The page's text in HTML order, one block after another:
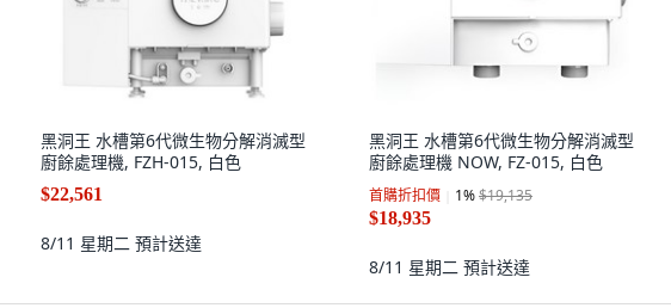
黑洞王 水槽第6代微生物分解消滅型
廚餘處理機, FZH-015, 白色
$22,561
8/11 星期二 預計送達
黑洞王 水槽第6代微生物分解消滅型
廚餘處理機 NOW, FZ-015, 白色
首購折扣價 1%$19,135
$18,935
8/11 星期二 預計送達